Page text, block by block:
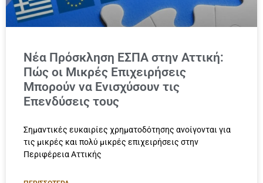
Νέα Πρόσκληση ΕΣΠΑ στην Αττική:
Πώς οι Μικρές Επιχειρήσεις
Μπορούν να Ενισχύσουν τις
Επενδύσεις τους
Σημαντικές ευκαιρίες χρηματοδότησης ανοίγονται για
τις μικρές και πολύ μικρές επιχειρήσεις στην
Περιφέρεια Αττικής